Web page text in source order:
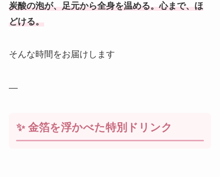
炭酸の泡が、足元から全身を温める。心まで、ほ
どける。
そんな時間をお届けします
—
✨ 金箔を浮かべた特別ドリンク